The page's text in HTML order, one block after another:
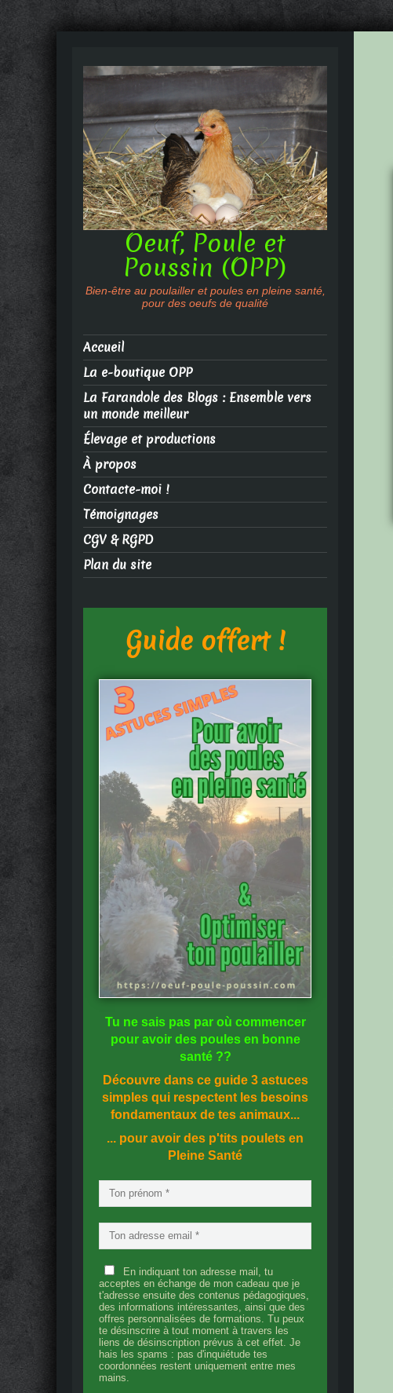
Oeuf, Poule et
Poussin (OPP)
Bien-être au poulailler et poules en pleine santé,
pour des oeufs de qualité
Accueil
La e-boutique OPP
La Farandole des Blogs : Ensemble vers
un monde meilleur
Élevage et productions
À propos
Contacte-moi !
Témoignages
CGV & RGPD
Plan du site
Guide offert !
Tu ne sais pas par où commencer
pour avoir des poules en bonne
santé??
Découvre dans ce guide 3 astuces
simples qui respectent les besoins
fondamentaux de tes animaux...
... pour avoir des p'tits poulets en
Pleine Santé
En indiquant ton adresse mail, tu
acceptes en échange de mon cadeau que je
t'adresse ensuite des contenus pédagogiques,
des informations intéressantes, ainsi que des
offres personnalisées de formations. Tu peux
te désinscrire à tout moment à travers les
liens de désinscription prévus à cet effet. Je
hais les spams : pas d'inquiétude tes
coordonnées restent uniquement entre mes
mains.